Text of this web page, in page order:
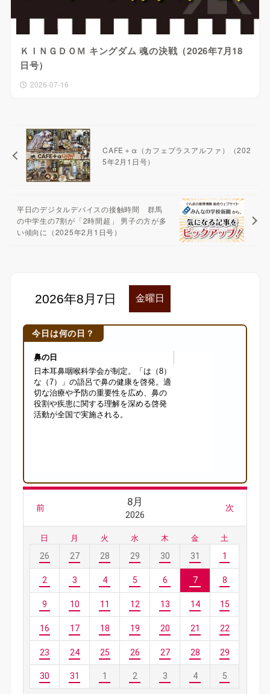
ＫＩＮＧＤＯＭ キングダム 魂の決戦（2026年7月18
日号）
2026-07-16
CAFE＋α（カフェプラスアルファ）（202
5年2月1日号）
平日のデジタルデバイスの接触時間 群馬
の中学生の7割が「2時間超」 男子の方が多
い傾向に（2025年2月1日号）
今日は何の日？